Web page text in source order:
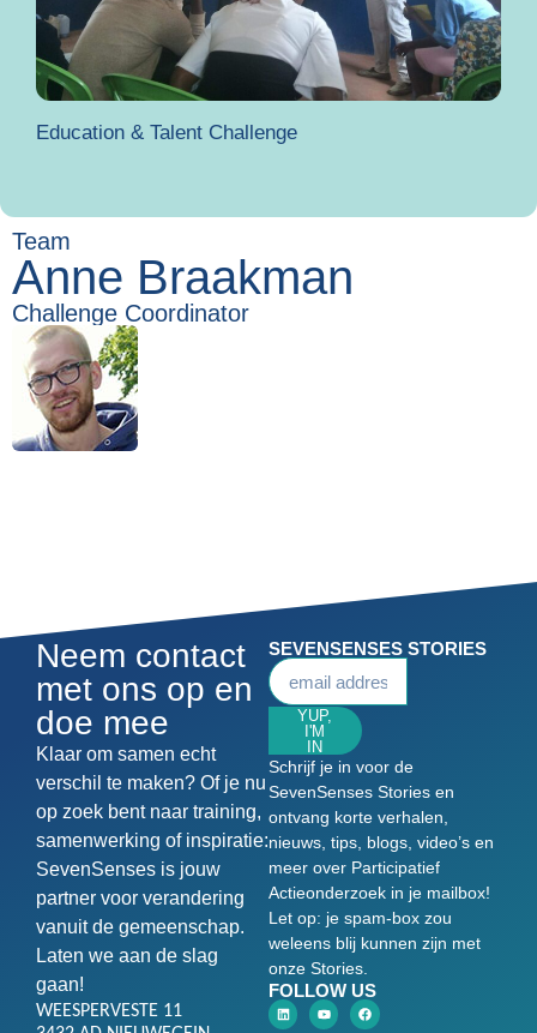
Education & Talent Challenge
Team
Anne Braakman
Challenge Coordinator
Neem contact
met ons op en
doe mee
Klaar om samen echt
verschil te maken? Of je nu
op zoek bent naar training,
samenwerking of inspiratie:
SevenSenses is jouw
partner voor verandering
vanuit de gemeenschap.
Laten we aan de slag
gaan!
WEESPERVESTE 11
SEVENSENSES STORIES
YUP,
I'M
IN
Schrijf je in voor de
SevenSenses Stories en
ontvang korte verhalen,
nieuws, tips, blogs, video’s en
meer over Participatief
Actieonderzoek in je mailbox!
Let op: je spam-box zou
weleens blij kunnen zijn met
onze Stories.
FOLLOW US